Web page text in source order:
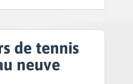
de tennis
neuve